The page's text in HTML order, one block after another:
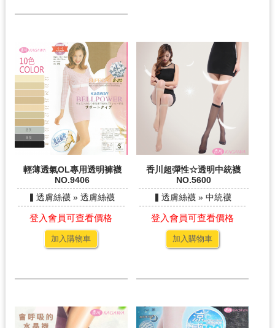
輕薄透氣OL專用透明褲襪
NO.9406
▍透膚絲襪 » 透膚絲襪
登入會員可查看價格
加入購物車
香川超彈性☆透明中統襪
NO.5600
▍透膚絲襪 » 中統襪
登入會員可查看價格
加入購物車